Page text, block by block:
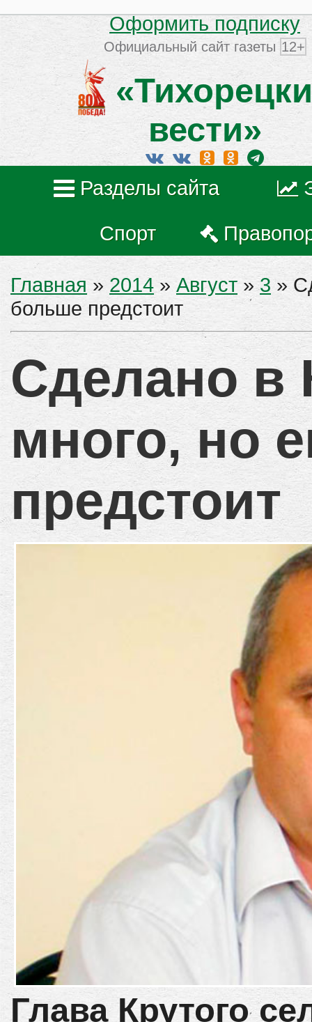
Оформить подписку
Официальный сайт газеты 12+
вести»
Разделы сайта
Спорт
Главная » 2014 » Август » 3 »
больше предстоит
Сделано в
много, но
предстоит
Глава Крутого